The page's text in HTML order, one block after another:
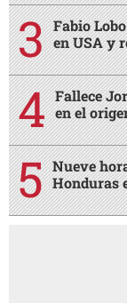
Fabio
en USA y
Fallece
en el
Nueve
Honduras